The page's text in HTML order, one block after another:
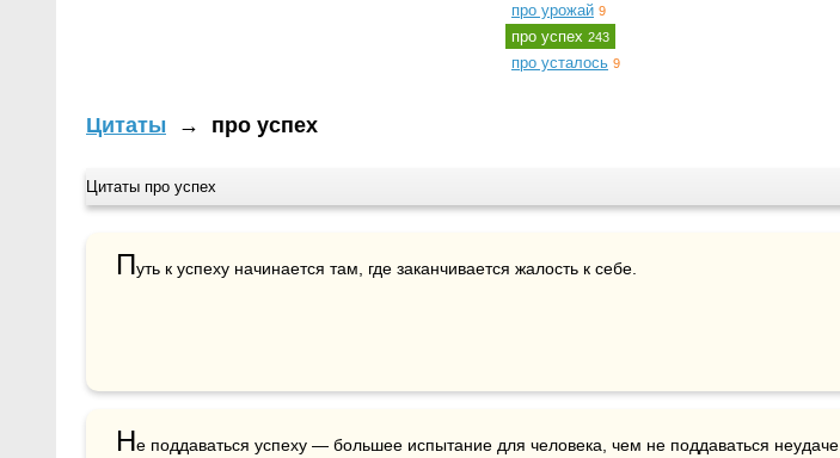
про урожай 9
про успех 243
про усталось 9
Цитаты → про успех
Цитаты про успех
Путь к успеху начинается там, где заканчивается жалость к себе.
Не поддаваться успеху — большее испытание для человека, чем не поддаваться неудаче.